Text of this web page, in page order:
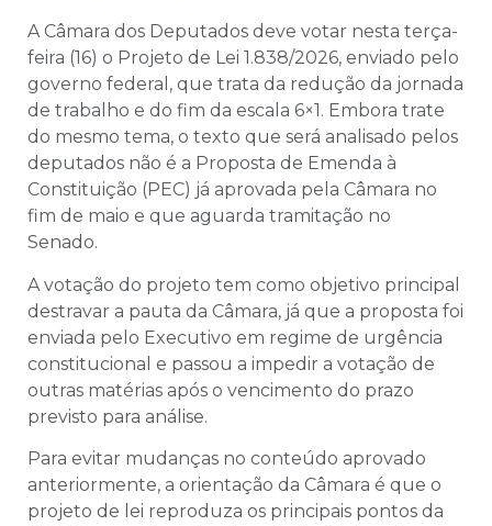
A Câmara dos Deputados deve votar nesta terça-
feira (16) o Projeto de Lei 1.838/2026, enviado pelo
governo federal, que trata da redução da jornada
de trabalho e do fim da escala 6×1. Embora trate
do mesmo tema, o texto que será analisado pelos
deputados não é a Proposta de Emenda à
Constituição (PEC) já aprovada pela Câmara no
fim de maio e que aguarda tramitação no
Senado.
A votação do projeto tem como objetivo principal
destravar a pauta da Câmara, já que a proposta foi
enviada pelo Executivo em regime de urgência
constitucional e passou a impedir a votação de
outras matérias após o vencimento do prazo
previsto para análise.
Para evitar mudanças no conteúdo aprovado
anteriormente, a orientação da Câmara é que o
projeto de lei reproduza os principais pontos da